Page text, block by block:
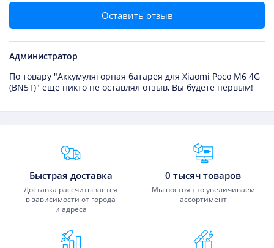
Оставить отзыв
Администратор
По товару "Аккумуляторная батарея для Xiaomi Poco M6 4G
(BN5T)" еще никто не оставлял отзыв, Вы будете первым!
Преимущества Fixmobile
Быстрая доставка
Доставка рассчитывается
в зависимости от города
и адреса
0 тысяч товаров
Мы постоянно увеличиваем
ассортимент